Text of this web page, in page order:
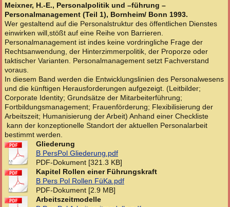
Meixner, H.-E., Personalpolitik und –führung –
Personalmanagement (Teil 1), Bornheim/ Bonn 1993.
Wer gestaltend auf die Personalstruktur des öffentlichen Dienstes
einwirken will,stößt auf eine Reihe von Barrieren.
Personalmanagement ist indes keine vordringliche Frage der
Rechtsanwendung, der Hinterzimmerpolitik, der Proporze oder
taktischer Varianten. Personalmanagement setzt Fachverstand
voraus.
In diesem Band werden die Entwicklungslinien des Personalwesens
und die künftigen Herausforderungen aufgezeigt. (Leitbilder;
Corporate Identity; Grundsätze der Mitarbeiterführung;
Fortbildungsmanagement; Frauenförderung; Flexibilisierung der
Arbeitszeit; Humanisierung der Arbeit) Anhand einer Checkliste
kann der konzeptionelle Standort der aktuellen Personalarbeit
bestimmt werden.
Gliederung
B PersPol Gliederung.pdf
PDF-Dokument [321.3 KB]
Kapitel Rollen einer Führungskraft
B Pers Pol Rollen FüKa.pdf
PDF-Dokument [2.9 MB]
Arbeitszeitmodelle